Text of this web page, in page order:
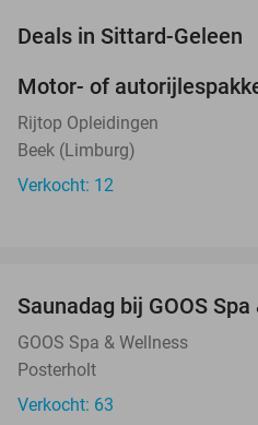
Deals in Sittard-Geleen
Motor- of
Rijtop Opleidingen
Beek (Limburg)
Verkocht: 12
TODAY
Saunadag bij GOOS
GOOS Spa & Wellness
Posterholt
Verkocht: 63